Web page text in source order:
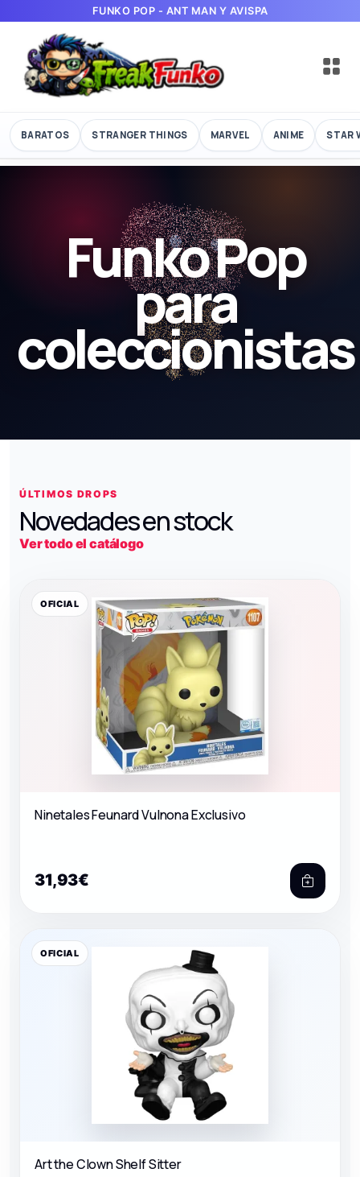
FUNKO POP - ANT MAN Y AVISPA
BARATOS STRANGER THINGS MARVEL ANIME STAR
Funko Pop
para
coleccionistas
ÚLTIMOS DROPS
Novedades en stock
Ver todo el catálogo
OFICIAL
Ninetales Feunard Vulnona Exclusivo
31,93€
OFICIAL
Art the Clown Shelf Sitter